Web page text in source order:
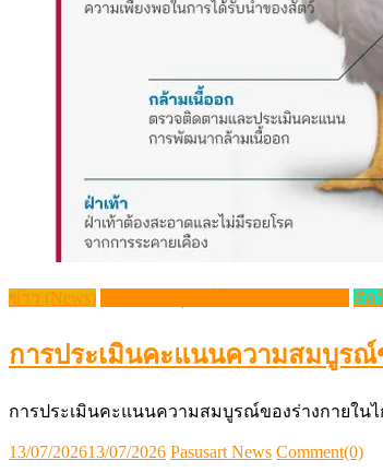
ข่าว (News) สัต
การประเมินคะแนนความสมบูรณ์
การประเมินคะแนนความสมบูรณ์ของร่างกายใน
Posted
13/07/202613/07/2026 Author
Pasusart News Comment(0)